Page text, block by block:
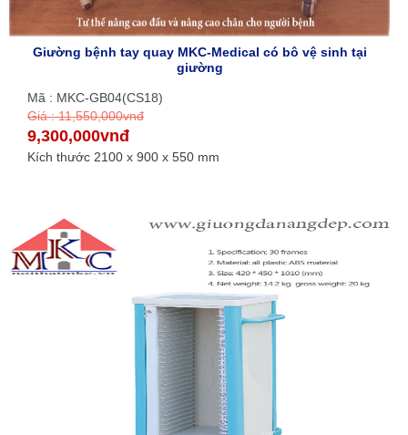
Giường bệnh tay quay MKC-Medical có bô vệ sinh tại
giường
Mã : MKC-GB04(CS18)
Giá : 11,550,000vnđ
9,300,000vnđ
Kích thước 2100 x 900 x 550 mm